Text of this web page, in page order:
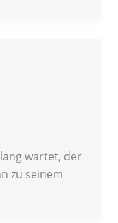
wartet, der
zu seinem